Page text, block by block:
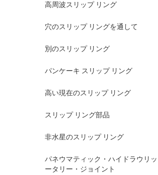
高周波スリップ リング
穴のスリップ リングを通して
別のスリップ リング
パンケーキ スリップ リング
高い現在のスリップ リング
スリップ リング部品
非水星のスリップ リング
パネウマティック・ハイドラウリ
ータリー・ジョイント